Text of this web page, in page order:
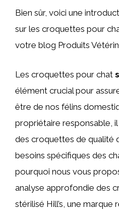
Bien sûr, voici une
sur les croquettes pour
votre blog Produits
Les croquettes pour chat
élément crucial pour
être de nos félins
propriétaire responsable,
des croquettes de qualité
besoins spécifiques des
pourquoi nous vous
analyse approfondie des
stérilisé Hill’s, une marque